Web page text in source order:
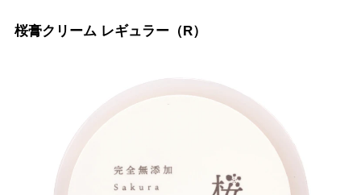
桜膏クリーム レギュラー（R）